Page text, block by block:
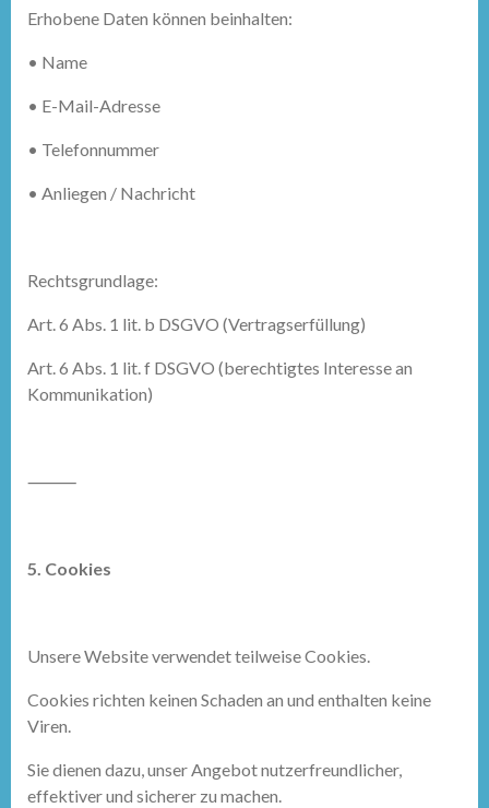
Erhobene Daten können beinhalten:
• Name
• E-Mail-Adresse
• Telefonnummer
• Anliegen / Nachricht
Rechtsgrundlage:
Art. 6 Abs. 1 lit. b DSGVO (Vertragserfüllung)
Art. 6 Abs. 1 lit. f DSGVO (berechtigtes Interesse an
Kommunikation)
⸻
5. Cookies
Unsere Website verwendet teilweise Cookies.
Cookies richten keinen Schaden an und enthalten keine
Viren.
Sie dienen dazu, unser Angebot nutzerfreundlicher,
effektiver und sicherer zu machen.